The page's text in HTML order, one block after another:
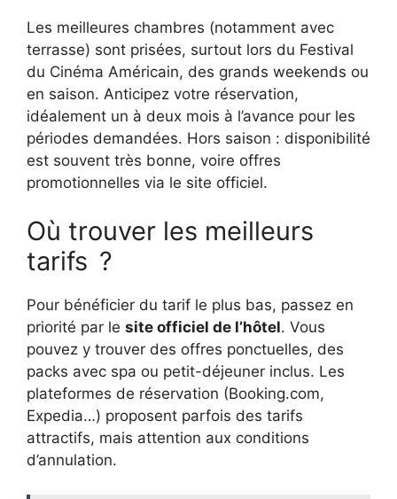
Les meilleures chambres (notamment avec
terrasse) sont prisées, surtout lors du Festival
du Cinéma Américain, des grands weekends ou
en saison. Anticipez votre réservation,
idéalement un à deux mois à l’avance pour les
périodes demandées. Hors saison : disponibilité
est souvent très bonne, voire offres
promotionnelles via le site officiel.
Où trouver les meilleurs
tarifs ?
Pour bénéficier du tarif le plus bas, passez en
priorité par le site officiel de l’hôtel. Vous
pouvez y trouver des offres ponctuelles, des
packs avec spa ou petit-déjeuner inclus. Les
plateformes de réservation (Booking.com,
Expedia…) proposent parfois des tarifs
attractifs, mais attention aux conditions
d’annulation.